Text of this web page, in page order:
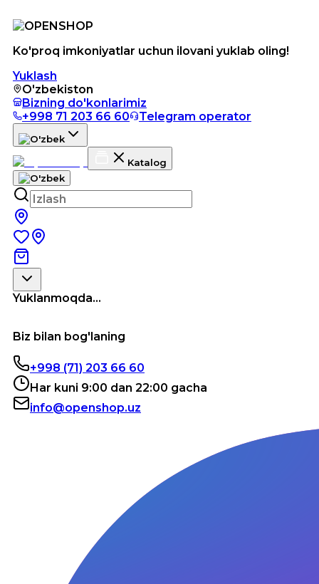
Ko'proq imkoniyatlar uchun ilovani yuklab oling!
Yuklash
O'zbekiston
Bizning do'konlarimiz
+998 71 203 66 60
Telegram operator
Katalog
Yuklanmoqda...
Biz bilan bog'laning
+998 (71) 203 66 60
Har kuni 9:00 dan 22:00 gacha
info@openshop.uz